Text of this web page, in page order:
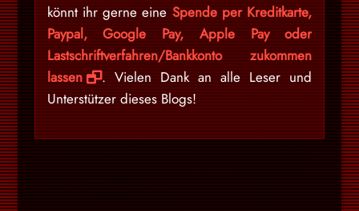
könnt ihr gerne eine Spende per Kreditkarte,
Paypal, Google Pay, Apple Pay oder
Lastschriftverfahren/Bankkonto zukommen
lassen
. Vielen Dank an alle Leser und
Unterstützer dieses Blogs!